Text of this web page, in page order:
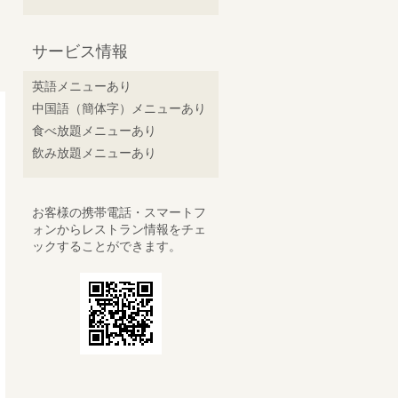
サービス情報
英語メニューあり
中国語（簡体字）メニューあり
食べ放題メニューあり
飲み放題メニューあり
お客様の携帯電話・スマートフ
ォンからレストラン情報をチェ
ックすることができます。